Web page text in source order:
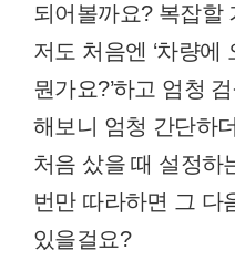
되어볼까요? 복잡할
저도 처음엔 ‘차량에
뭔가요?’하고 엄청
해보니 엄청 간단하
처음 샀을 때 설정하
번만 따라하면 그 다
있을걸요?